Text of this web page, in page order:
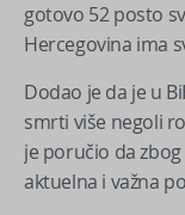
gotovo 52 posto
Hercegovina ima
Dodao je da je u
smrti više negoli
je poručio da
aktuelna i važna